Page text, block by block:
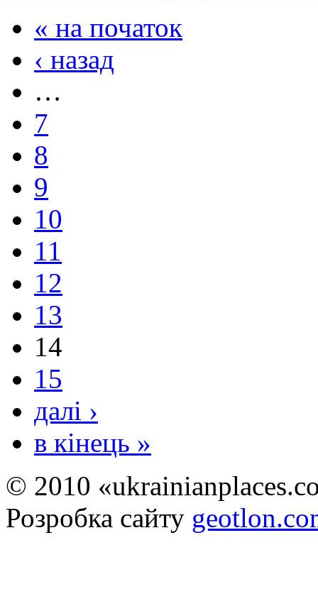
« на початок
‹ назад
…
7
8
9
10
11
12
13
14
15
далі ›
в кінець »
© 2010
Розробка сайту